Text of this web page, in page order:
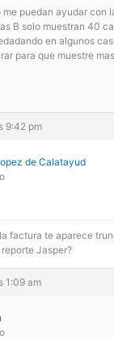
me puedan ayudar con
B solo muestran 40
en algunos
para que muestre
9:42 pm
de Calatayud
factura te aparece
Jasper?
1:09 am